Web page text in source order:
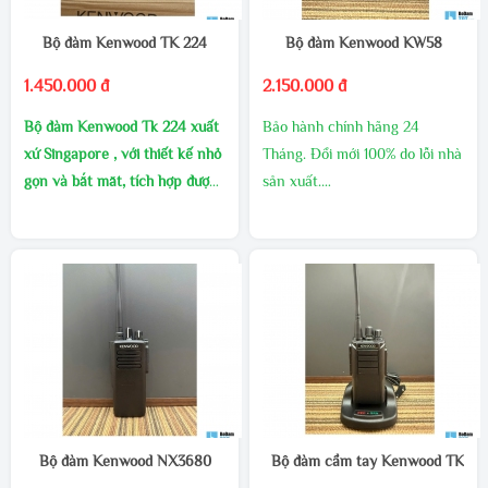
Bộ đàm Kenwood TK 224
1.450.000 đ
Bộ đàm Kenwood Tk 224 xuất
xứ Singapore , với thiết kế nhỏ
gọn và bắt măt, tích hợp được
Dung lượng pin cực lơn : 5200
Dãy tần: Tần số UHF 400-
Số kênh: 16 kênh tần số sử
dụng công nghệ mã hóa tín
hiệu giúp giảm thiểu nhiễu tín
Bộ đàm Kenwood KW58
2.150.000 đ
Bảo hành chính hãng 24
Tháng. Đổi mới 100% do lỗi nhà
sản xuất.
Pin :4500mAh: Thời gian sử
Hộp sản phẩm : 01 máy bộ
đàm, 01 Pin, 01 adapter, 01 cáp
sạc, 01 bát cài lưng, 01 anten,
01 sách hướng dẫn.
Miễn phí vận chuyển, ship Cod
Bộ đàm Kenwood NX3680 Bộ đàm cầm tay Kenwood TK